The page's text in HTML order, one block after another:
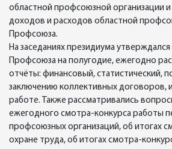
областной профсоюзной организации
доходов и расходов областной
Профсоюза.
На заседаниях президиума
Профсоюза на полугодие, ежегодно
отчёты: финансовый, статистический,
заключению коллективных договоров,
работе. Также рассматривались
ежегодного смотра-конкурса работы
профсоюзных организаций, об итогах
охране труда, об итогах смотра-